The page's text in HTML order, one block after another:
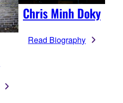
Chris Minh Doky
Read Biography